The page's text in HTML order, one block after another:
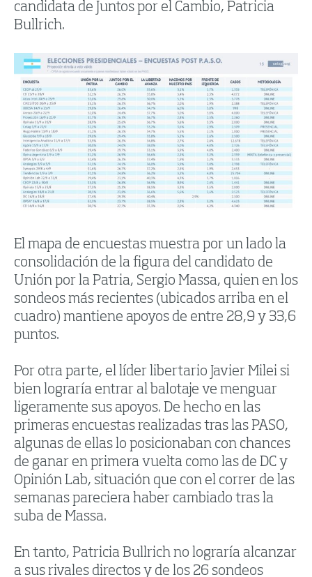
candidata de Juntos por el Cambio, Patricia
Bullrich.
El mapa de encuestas muestra por un lado la
consolidación de la figura del candidato de
Unión por la Patria, Sergio Massa, quien en los
sondeos más recientes (ubicados arriba en el
cuadro) mantiene apoyos de entre 28,9 y 33,6
puntos.
Por otra parte, el líder libertario Javier Milei si
bien lograría entrar al balotaje ve menguar
ligeramente sus apoyos. De hecho en las
primeras encuestas realizadas tras las PASO,
algunas de ellas lo posicionaban con chances
de ganar en primera vuelta como las de DC y
Opinión Lab, situación que con el correr de las
semanas pareciera haber cambiado tras la
suba de Massa.
En tanto, Patricia Bullrich no lograría alcanzar
a sus rivales directos y de los 26 sondeos